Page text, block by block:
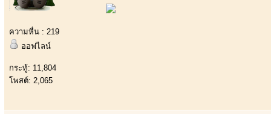
ความหื่น : 219
ออฟไลน์
กระทู้: 11,804
โพสต์: 2,065